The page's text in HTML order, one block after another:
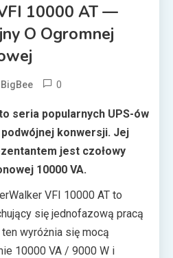
10000 AT —
O Ogromnej
BigBee 0
seria popularnych UPS-ów
konwersji. Jej
jest czołowy
10000 VA.
VFI 10000 AT to
się jednofazową pracą
wyróżnia się mocą
10000 VA / 9000 W i